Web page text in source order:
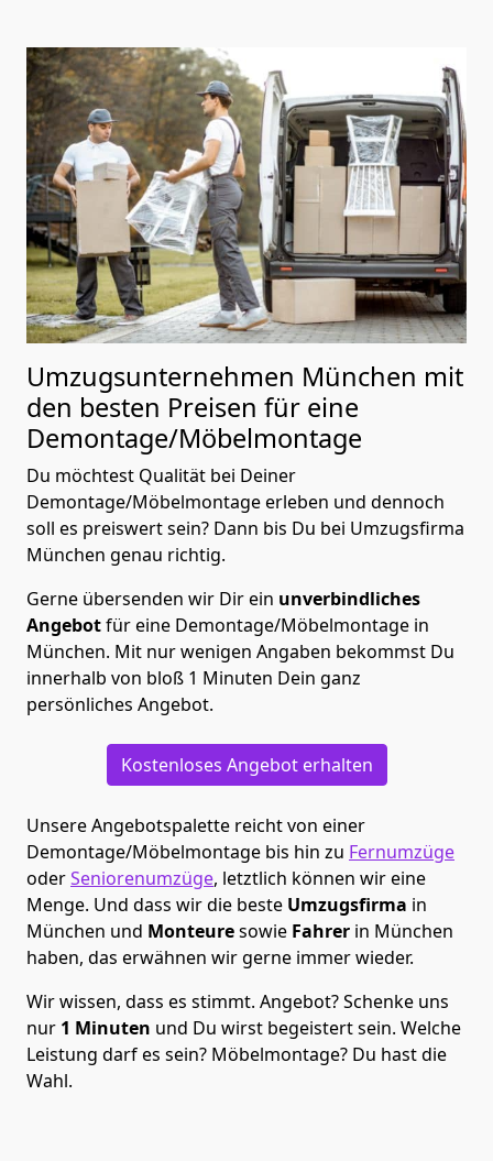
Umzugsunternehmen München mit
den besten Preisen für eine
Demontage/Möbelmontage
Du möchtest Qualität bei Deiner
Demontage/Möbelmontage erleben und dennoch
soll es preiswert sein? Dann bis Du bei Umzugsfirma
München genau richtig.
Gerne übersenden wir Dir ein unverbindliches
Angebotfür eine Demontage/Möbelmontage in
München. Mit nur wenigen Angaben bekommst Du
innerhalb von bloß 1 Minuten Dein ganz
persönliches Angebot.
Kostenloses Angebot erhalten
Unsere Angebotspalette reicht von einer
Demontage/Möbelmontage bis hin zu Fernumzüge
oderSeniorenumzüge, letztlich können wir eine
Menge. Und dass wir die beste Umzugsfirma in
München und Monteuresowie Fahrer in München
haben, das erwähnen wir gerne immer wieder.
Wir wissen, dass es stimmt. Angebot? Schenke uns
nur 1 Minuten und Du wirst begeistert sein. Welche
Leistung darf es sein? Möbelmontage? Du hast die
Wahl.